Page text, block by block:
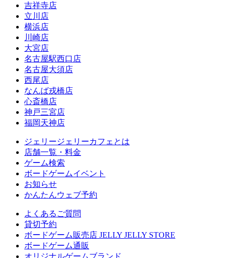
吉祥寺店
立川店
横浜店
川崎店
大宮店
名古屋駅西口店
名古屋大須店
西尾店
なんば戎橋店
心斎橋店
神戸三宮店
福岡天神店
ジェリージェリーカフェとは
店舗一覧・料金
ゲーム検索
ボードゲームイベント
お知らせ
かんたんウェブ予約
よくあるご質問
貸切予約
ボードゲーム販売店 JELLY JELLY STORE
ボードゲーム通販
オリジナルゲームブランド